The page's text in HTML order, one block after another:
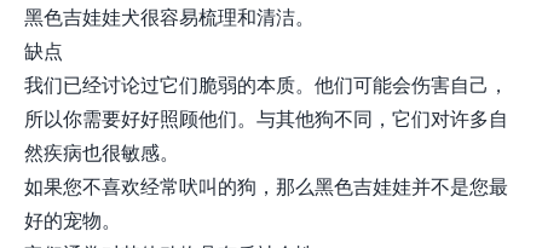
黑色吉娃娃犬很容易梳理和清洁。
缺点
我们已经讨论过它们脆弱的本质。他们可能会伤害自己，
所以你需要好好照顾他们。与其他狗不同，它们对许多自
然疾病也很敏感。
如果您不喜欢经常吠叫的狗，那么黑色吉娃娃并不是您最
好的宠物。